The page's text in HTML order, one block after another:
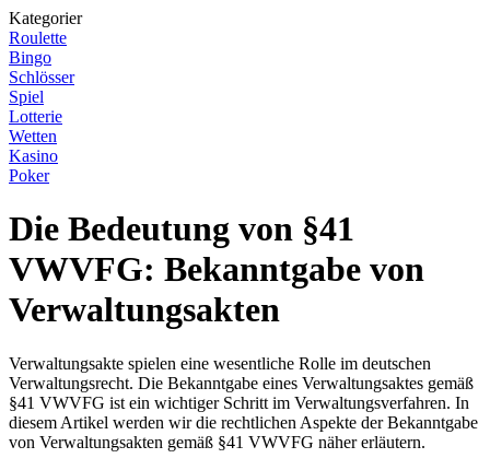
Kategorier
Roulette
Bingo
Schlösser
Spiel
Lotterie
Wetten
Kasino
Poker
Die Bedeutung von §41
VWVFG: Bekanntgabe von
Verwaltungsakten
Verwaltungsakte spielen eine wesentliche Rolle im deutschen
Verwaltungsrecht. Die Bekanntgabe eines Verwaltungsaktes gemäß
§41 VWVFG ist ein wichtiger Schritt im Verwaltungsverfahren. In
diesem Artikel werden wir die rechtlichen Aspekte der Bekanntgabe
von Verwaltungsakten gemäß §41 VWVFG näher erläutern.